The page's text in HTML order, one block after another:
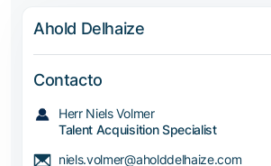
Ahold Delhaize
Contacto
Herr Niels Volmer
Talent Acquisition Specialist
niels.volmer@aholddelhaize.com